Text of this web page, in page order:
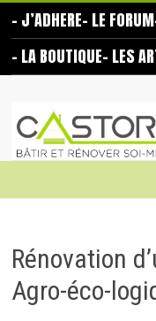
content
– J’ADHERE– LE FORUM
– LA BOUTIQUE– LES
Castors
même
Rénovation
Agro-éco-